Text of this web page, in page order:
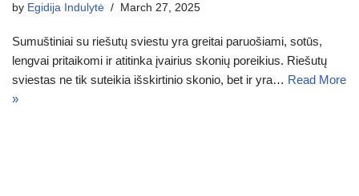
by Egidija Indulytė March 27, 2025
Sumuštiniai su riešutų sviestu yra greitai paruošiami, sotūs,
lengvai pritaikomi ir atitinka įvairius skonių poreikius. Riešutų
sviestas ne tik suteikia išskirtinio skonio, bet ir yra… Read More
»